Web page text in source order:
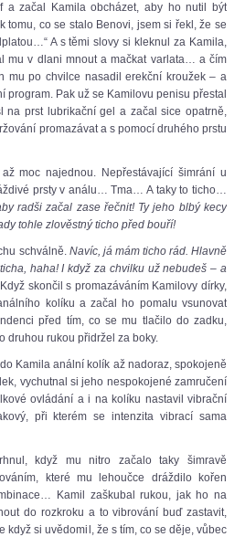
a začal Kamila obcházet, aby ho nutil být
tomu, co se stalo Benovi, jsem si řekl, že se
A s těmi slovy si kleknul za Kamila,
mu v dlani mnout a mačkat varlata… a čím
mu po chvilce nasadil erekční kroužek – a
program. Pak už se Kamilovu penisu přestal
na prst lubrikační gel a začal sice opatrně,
promazávat a s pomocí druhého prstu
moc najednou. Nepřestávající šimrání u
prsty v análu… Tma… A taky to ticho…
radši začal zase řečnit! Ty jeho blbý kecy
tohle zlověstný ticho před bouří!
schválně. Navíc, já mám ticho rád. Hlavně
haha! I když za chvilku už nebudeš – a
Když skončil s promazáváním Kamilovy dírky,
kolíku a začal ho pomalu vsunovat
před tím, co se mu tlačilo do zadku,
druhou rukou přidržel za boky.
Kamila anální kolík až nadoraz, spokojeně
vychutnal si jeho nespokojené zamručení
ovládání a i na kolíku nastavil vibrační
při kterém se intenzita vibrací sama
když mu nitro začalo taky šimravě
které mu lehoučce dráždilo kořen
Kamil zaškubal rukou, jak ho na
do rozkroku a to vibrování buď zastavit,
když si uvědomil, že s tím, co se děje, vůbec